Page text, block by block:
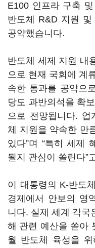
E100 인프라 구축
반도체 R&D 지원
공약했습니다.
반도체 세제 지원 내
으로 현재 국회에 계
속한 통과를 공약으
당도 과반의석을 확
으로 전망됩니다. 업
체 지원을 약속한 만
있다”며 “특히 세제
될지 관심이 쏠린다”
이 대통령의 K-반도
경제에서 안보의 영
니다. 실제 세계 각국
해 관련 예산을 쏟아
월 반도체 육성을 위